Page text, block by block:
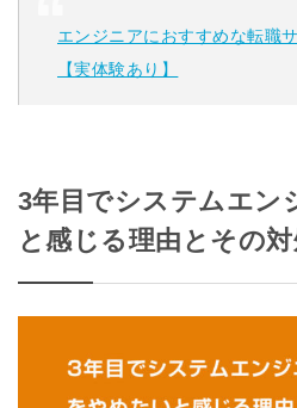
エンジニアにおすすめな転職
【実体験あり】
3年目でシステムエン
と感じる理由とその